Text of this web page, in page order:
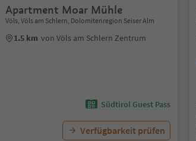
Apartment Moar Mühle
Völs, Völs am Schlern, Dolomitenregion Seiser Alm
1.5 km von Völs am Schlern Zentrum
Südtirol Guest Pass
Verfügbarkeit prüfen